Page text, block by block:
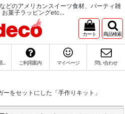
どのアメリカンスイーツ食材、パーティ雑
お菓子ラッピングetc...
カート 商品検索
ご利用案内 マイページ 問い合わせ
をセットにした「手作りキット」